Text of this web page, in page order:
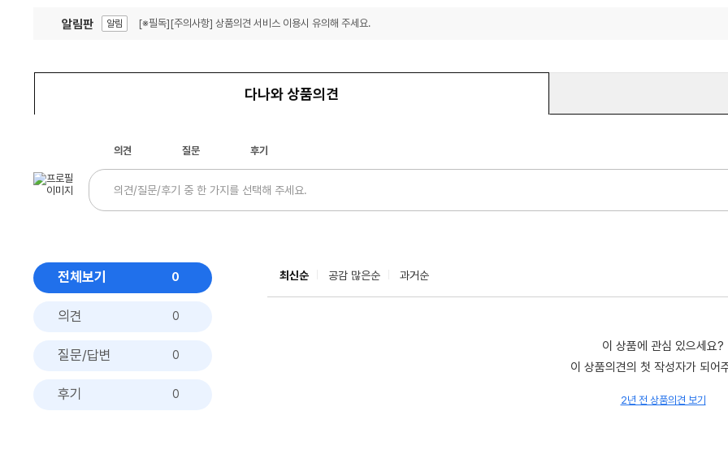
알림판 알림 [※필독][주의사항] 상품의견 서비스 이용시 유의해 주세요.
다나와 상품의견
의견 질문 후기
전체보기 0
의견 0
질문/답변 0
후기 0
최신순 공감 많은순 과거순
이 상품에 관심 있으세요?
이 상품의견의 첫 작성자가 되어
2년 전 상품의견 보기